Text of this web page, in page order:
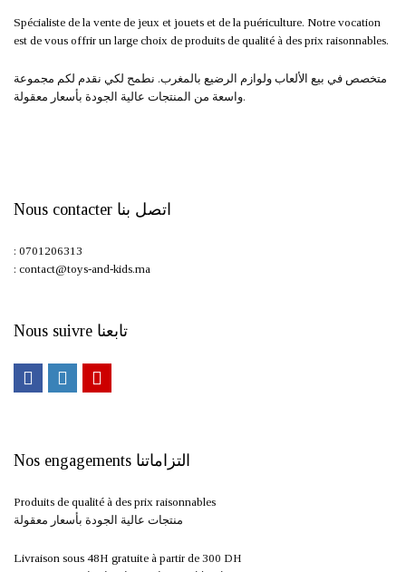
Spécialiste de la vente de jeux et jouets et de la puériculture. Notre vocation
est de vous offrir un large choix de produits de qualité à des prix raisonnables.
متخصص في بيع الألعاب ولوازم الرضيع بالمغرب. نطمح لكي نقدم لكم مجموعة
واسعة من المنتجات عالية الجودة بأسعار معقولة.
Nous contacter اتصل بنا
: 0701206313
: contact@toys-and-kids.ma
Nous suivre تابعنا
Nos engagements التزاماتنا
Produits de qualité à des prix raisonnables
منتجات عالية الجودة بأسعار معقولة
Livraison sous 48H gratuite à partir de 300 DH ​